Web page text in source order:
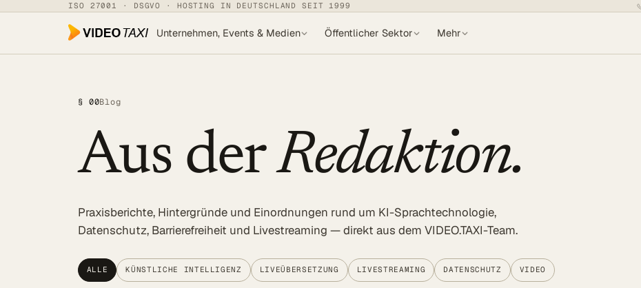
Zum Hauptinhalt springenISO 27001 · DSGVO · HOSTING IN DEUTSCHLAND SEIT 1999
Unternehmen, Events & Medien Öffentlicher Sektor Mehr
EVENTS & MEDIEN
SPEECH Events
Livestreaming
Transkription
§ 00Blog
Aus derRedaktion.
Praxisberichte, Hintergründe und Einordnungen rund um KI-Sprachtechnologie,
Datenschutz, Barrierefreiheit und Livestreaming — direkt aus dem VIDEO.TAXI-Team.
ALLE KÜNSTLICHE INTELLIGENZ LIVEÜBERSETZUNG LIVESTREAMING DATENSCHUTZ VIDEO